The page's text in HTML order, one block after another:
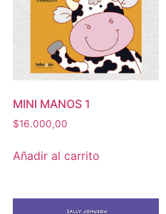
MINI MANOS 1
$16.000,00
Añadir al carrito